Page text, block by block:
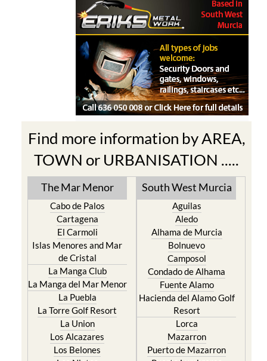
Find more information by AREA,
TOWN or URBANISATION .....
The Mar Menor
Cabo de Palos
Cartagena
El Carmoli
Islas Menores and Mar
de Cristal
La Manga Club
La Manga del Mar Menor
La Puebla
La Torre Golf Resort
La Union
Los Alcazares
Los Belones
Los Nietos
Los Urrutias
South West Murcia
Aguilas
Aledo
Alhama de Murcia
Bolnuevo
Camposol
Condado de Alhama
Fuente Alamo
Hacienda del Alamo Golf
Resort
Lorca
Mazarron
Puerto de Mazarron
Puerto Lumbreras
Sierra Espuna